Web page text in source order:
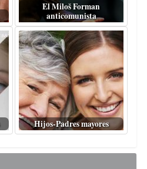
El Miloš Forman
anticomunista
Hijos-Padres mayores